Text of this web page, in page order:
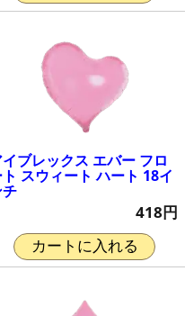
ブレックス エバー フロ
スウィート ハート 18イ
チ
418円
カートに入れる